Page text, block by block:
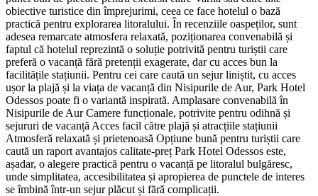
obiective turistice din împrejurimi, ceea ce face hotelul o bază
practică pentru explorarea litoralului. În recenziile oaspeților, sunt
adesea remarcate atmosfera relaxată, poziționarea convenabilă și
faptul că hotelul reprezintă o soluție potrivită pentru turiștii care
preferă o vacanță fără pretenții exagerate, dar cu acces bun la
facilitățile stațiunii. Pentru cei care caută un sejur liniștit, cu acces
ușor la plajă și la viața de vacanță din Nisipurile de Aur, Park Hotel
Odessos poate fi o variantă inspirată. Amplasare convenabilă în
Nisipurile de Aur Camere funcționale, potrivite pentru odihnă și
sejururi de vacanță Acces facil către plajă și atracțiile stațiunii
Atmosferă relaxată și prietenoasă Opțiune bună pentru turiștii care
caută un raport avantajos calitate-preț Park Hotel Odessos este,
așadar, o alegere practică pentru o vacanță pe litoralul bulgăresc,
unde simplitatea, accesibilitatea și apropierea de punctele de interes
se îmbină într-un sejur plăcut și fără complicații.